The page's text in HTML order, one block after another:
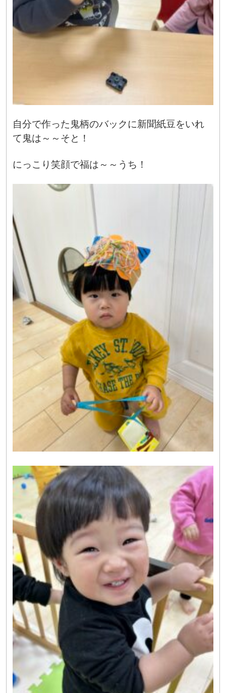
自分で作った鬼柄のバックに新聞紙豆をいれ
て鬼は～～そと！
にっこり笑顔で福は～～うち！